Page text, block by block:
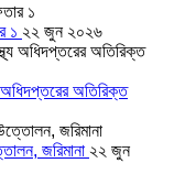
১ ২২ জুন ২০২৬
অধিদপ্তরের অতিরিক্ত
জরিমানা ২২ জুন